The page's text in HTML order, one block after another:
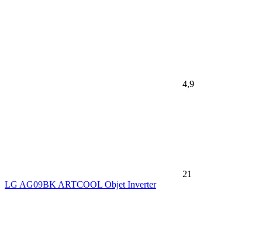
4,9
21
LG AG09BK ARTCOOL Objet Inverter